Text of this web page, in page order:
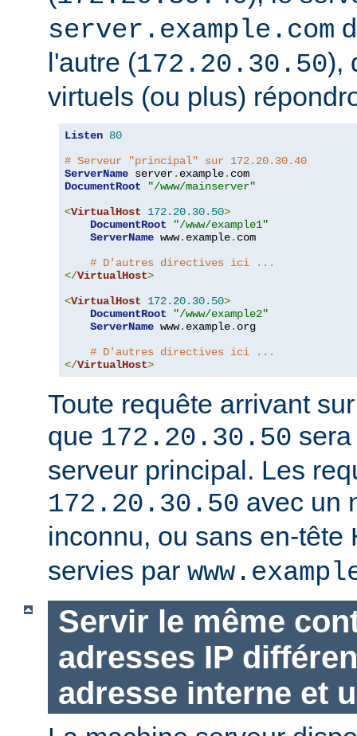
server.example.com
l'autre (172.20.30.50),
virtuels (ou plus)
Listen 80
# Serveur "principal" sur 172.20.30.40
ServerName server. example.
DocumentRoot
"/www/mainserver"
<VirtualHost 172.20. 30.50>
DocumentRoot
"/www/example1"
ServerName www. example. com
# D'autres directives ici ...
</VirtualHost>
<VirtualHost 172.20. 30.50>
DocumentRoot
"/www/example2"
ServerName www. example. org
# D'autres directives ici ...
</VirtualHost>
Toute requête arrivant
que 172.20.30.50
serveur principal. Les
172.20.30.50 avec un
inconnu, ou sans en-tête
servies par
Servir le même
adresses IP
adresse interne et